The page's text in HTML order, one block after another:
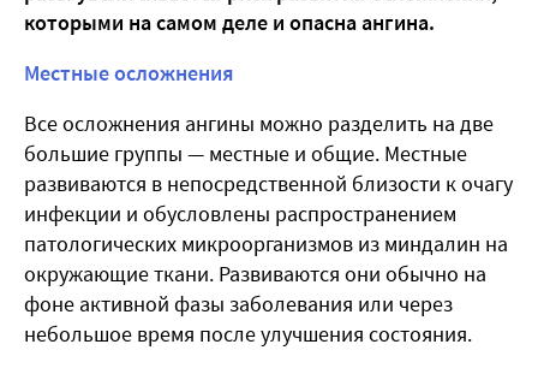
которыми на самом деле и опасна ангина.
Местные осложнения
Все осложнения ангины можно разделить на две
большие группы — местные и общие. Местные
развиваются в непосредственной близости к очагу
инфекции и обусловлены распространением
патологических микроорганизмов из миндалин на
окружающие ткани. Развиваются они обычно на
фоне активной фазы заболевания или через
небольшое время после улучшения состояния.